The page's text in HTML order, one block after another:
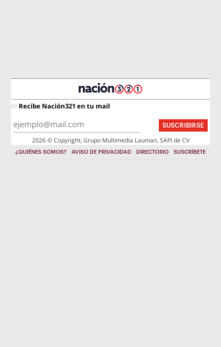
Recibe Nación321 en tu mail
SUSCRIBIRSE
2026 © Copyright, Grupo Multimedia Lauman, SAPI de CV
¿QUIÉNES SOMOS? AVISO DE PRIVACIDAD DIRECTORIO SUSCRÍBETE